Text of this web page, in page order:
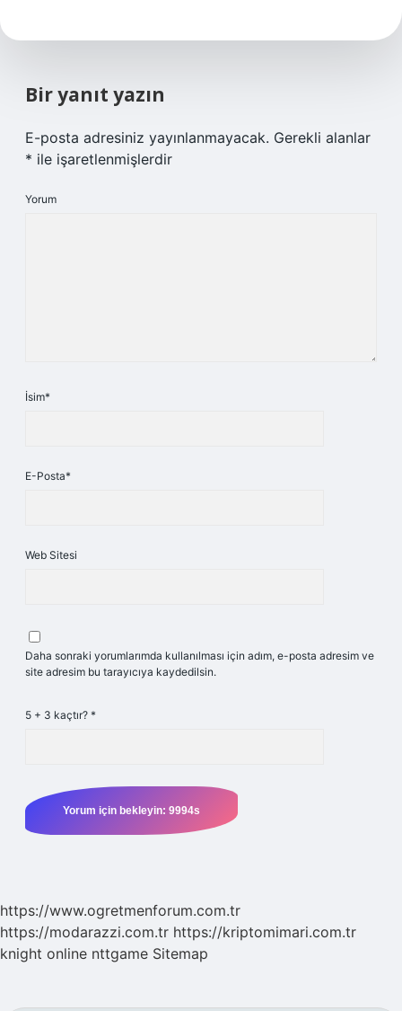
Bir yanıt yazın
E-posta adresiniz yayınlanmayacak. Gerekli alanlar
* ile işaretlenmişlerdir
Yorum
İsim*
E-Posta*
Web Sitesi
Daha sonraki yorumlarımda kullanılması için adım, e-posta adresim ve
site adresim bu tarayıcıya kaydedilsin.
5 + 3 kaçtır? *
https://www.ogretmenforum.com.tr
https://modarazzi.com.tr https://kriptomimari.com.tr
knight online nttgame Sitemap